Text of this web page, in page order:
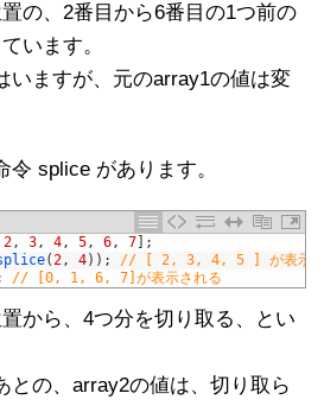
の、2番目から6番目の1つ前の
います。
いますが、元のarray1の値は変
令 splice があります。
2, 3, 4, 5, 6, 7
;
(2, 4) ) ;
// [ 2, 3, 4, 5 ] が表示さ
// [0, 1, 6, 7]が表示される
から、4つ分を切り取る、とい
との、array2の値は、切り取ら